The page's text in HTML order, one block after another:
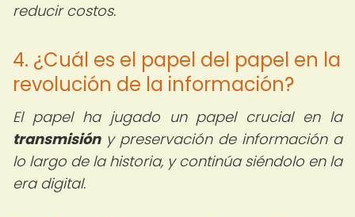
reducir costos.
4. ¿Cuál es el papel del papel en la
revolución de la información?
El papel ha jugado un papel crucial en la
transmisióny preservación de información a
lo largo de la historia, y continúa siéndolo en la
era digital.